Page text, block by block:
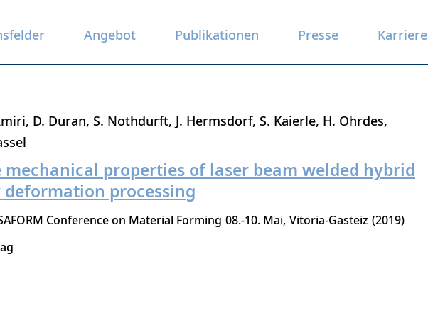
Angebot Publikationen Presse Karriere
D. Duran S. Nothdurft J. Hermsdorf S. Kaierle H. Ohrdes
properties of laser beam welded hybrid
processing
Conference on Material Forming 08.-10. Mai Vitoria-Gasteiz 2019